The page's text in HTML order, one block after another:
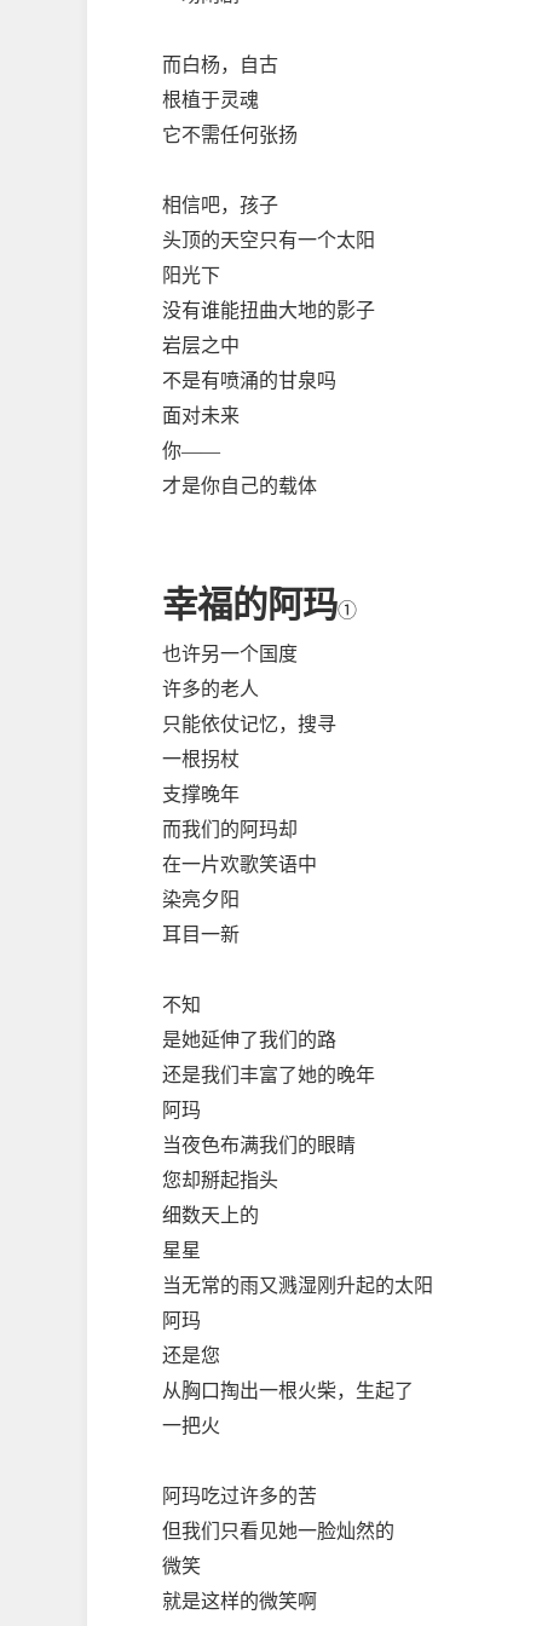
而白杨，自古
根植于灵魂
它不需任何张扬
相信吧，孩子
头顶的天空只有一个太阳
阳光下
没有谁能扭曲大地的影子
岩层之中
不是有喷涌的甘泉吗
面对未来
你——
才是你自己的载体
幸福的阿玛①
也许另一个国度
许多的老人
只能依仗记忆，搜寻
一根拐杖
支撑晚年
而我们的阿玛却
在一片欢歌笑语中
染亮夕阳
耳目一新
不知
是她延伸了我们的路
还是我们丰富了她的晚年
阿玛
当夜色布满我们的眼睛
您却掰起指头
细数天上的
星星
当无常的雨又溅湿刚升起的太阳
阿玛
还是您
从胸口掏出一根火柴，生起了
一把火
阿玛吃过许多的苦
但我们只看见她一脸灿然的
微笑
就是这样的微笑啊